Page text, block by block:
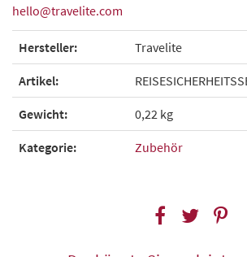
hello@travelite.com
Hersteller: Travelite
Artikel:
Gewicht: 0,22 kg
Kategorie: Zubehör